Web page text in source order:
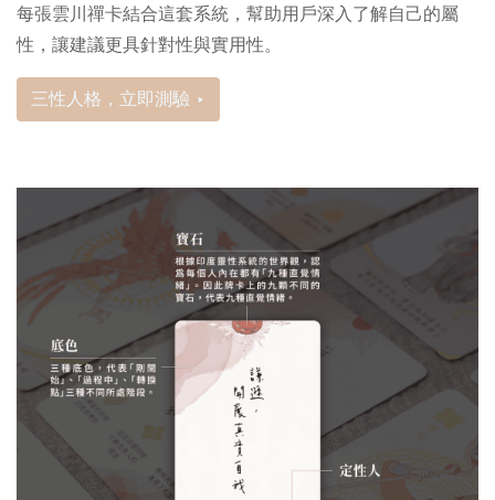
每張雲川禪卡結合這套系統，幫助用戶深入了解自己的屬
性，讓建議更具針對性與實用性。
三性人格，立即測驗 ‣